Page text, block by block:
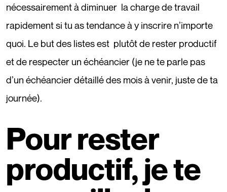
nécessairement à diminuer la charge de travail
rapidement si tu as tendance à y inscrire n’importe
quoi. Le but des listes est plutôt de rester productif
et de respecter un échéancier (je ne te parle pas
d’un échéancier détaillé des mois à venir, juste de ta
journée).
Pour rester
productif, je te